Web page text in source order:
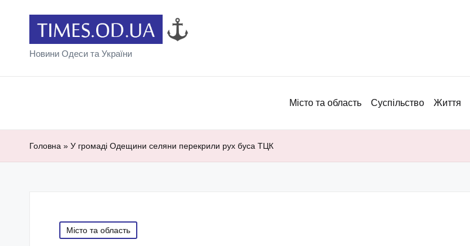
Новини Одеси та України
Місто та область Суспільство Життя
Головна » У громаді Одещини селяни перекрили рух буса ТЦК
Posted
in
Місто та область